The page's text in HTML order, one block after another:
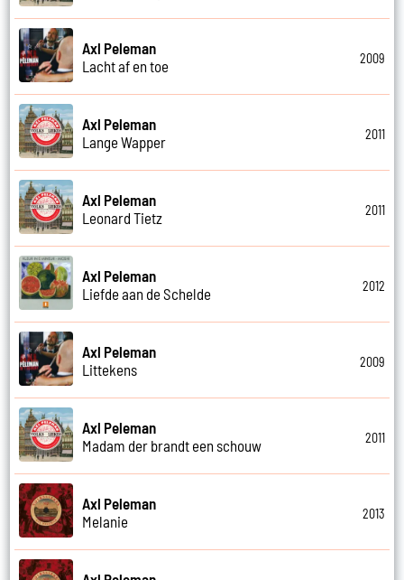
Axl Peleman
Lacht af en toe
2009
Axl Peleman
Lange Wapper
2011
Axl Peleman
Leonard Tietz
2011
Axl Peleman
Liefde aan de Schelde
2012
Axl Peleman
Littekens
2009
Axl Peleman
Madam der brandt een schouw
2011
Axl Peleman
Melanie
2013